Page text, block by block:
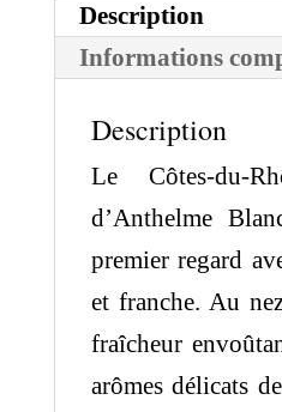
Description
Informations
Description
Le Côtes-du-
d’Anthelme
premier regard
et franche. Au
fraîcheur
arômes délicats